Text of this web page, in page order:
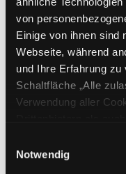
von
Einige von ihnen sind
Webseite, während
und Ihre Erfahrung
Schaltfläche „Alle
Verwendung aller
Cookies von
unsicheren
Notwendig
Jahr: